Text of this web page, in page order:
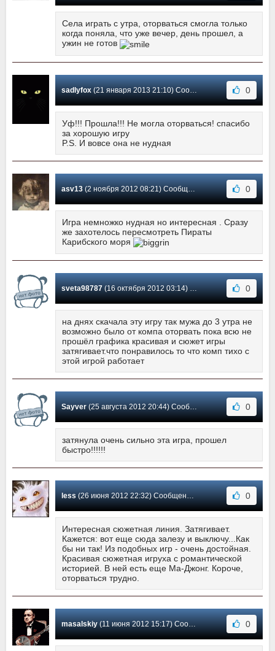
Села играть с утра, оторваться смогла только
когда поняла, что уже вечер, день прошел, а
ужин не готов
sadlyfox(21 января 2013 21:10) Сообщение #11 0
Уф!!! Прошла!!! Не могла оторваться! спасибо
за хорошую игру
P.S. И вовсе она не нудная
asv13(2 ноября 2012 08:21) Сообщение #10 0
Игра немножко нудная но интересная . Сразу
же захотелось пересмотреть Пираты
Карибского моря
sveta98787(16 октября 2012 03:14) Сообщение #9 0
на днях скачала эту игру так мужа до 3 утра не
возможно было от компа оторвать пока всю не
прошёл графика красивая и сюжет игры
затягивает.что понравилось то что комп тихо с
этой игрой работает
Sayver(25 августа 2012 20:44) Сообщение #8 0
затянула очень сильно эта игра, прошел
быстро!!!!!!
less(26 июня 2012 22:32) Сообщение #7 0
Интересная сюжетная линия. Затягивает.
Кажется: вот еще сюда залезу и выключу...Как
бы ни так! Из подобных игр - очень достойная.
Красивая сюжетная игруха с романтической
историей. В ней есть еще Ма-Джонг. Короче,
оторваться трудно.
masalskiy(11 июня 2012 15:17) Сообщение #6 0